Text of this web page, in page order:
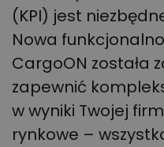
(KPI) jest
Nowa
CargoON została
zapewnić
w wyniki Twojej
rynkowe –